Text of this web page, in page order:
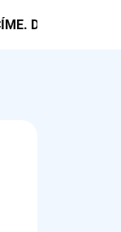
DONESEME.